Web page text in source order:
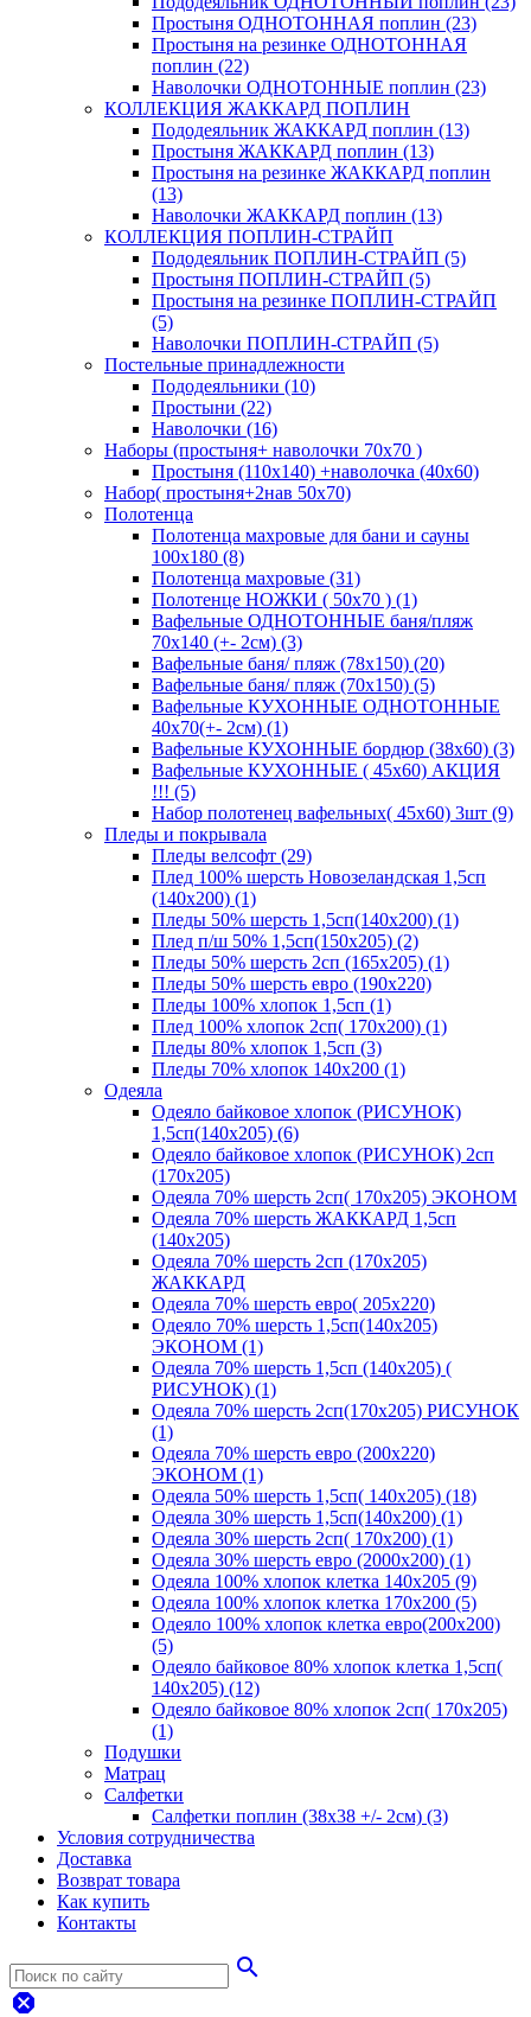
Простыня ОДНОТОННАЯ поплин (23)
Простыня на резинке ОДНОТОННАЯ
поплин (22)
Наволочки ОДНОТОННЫЕ поплин (23)
КОЛЛЕКЦИЯ ЖАККАРД ПОПЛИН
Пододеяльник ЖАККАРД поплин (13)
Простыня ЖАККАРД поплин (13)
Простыня на резинке ЖАККАРД поплин
(13)
Наволочки ЖАККАРД поплин (13)
КОЛЛЕКЦИЯ ПОПЛИН-СТРАЙП
Пододеяльник ПОПЛИН-СТРАЙП (5)
Простыня ПОПЛИН-СТРАЙП (5)
Простыня на резинке ПОПЛИН-СТРАЙП
(5)
Наволочки ПОПЛИН-СТРАЙП (5)
Постельные принадлежности
Пододеяльники (10)
Простыни (22)
Наволочки (16)
Наборы (простыня+ наволочки 70х70 )
Простыня (110х140) +наволочка (40х60)
Набор( простыня+2нав 50х70)
Полотенца
Полотенца махровые для бани и сауны
100х180 (8)
Полотенца махровые (31)
Полотенце НОЖКИ ( 50х70 ) (1)
Вафельные ОДНОТОННЫЕ баня/пляж
70х140 (+- 2см) (3)
Вафельные баня/ пляж (78х150) (20)
Вафельные баня/ пляж (70х150) (5)
Вафельные КУХОННЫЕ ОДНОТОННЫЕ
40х70(+- 2см) (1)
Вафельные КУХОННЫЕ бордюр (38х60) (3)
Вафельные КУХОННЫЕ ( 45х60) АКЦИЯ
!!! (5)
Набор полотенец вафельных( 45х60) 3шт (9)
Пледы и покрывала
Пледы велсофт (29)
Плед 100% шерсть Новозеландская 1,5сп
(140х200) (1)
Пледы 50% шерсть 1,5сп(140х200) (1)
Плед п/ш 50% 1,5сп(150х205) (2)
Пледы 50% шерсть 2сп (165х205) (1)
Пледы 50% шерсть евро (190х220)
Пледы 100% хлопок 1,5сп (1)
Плед 100% хлопок 2сп( 170х200) (1)
Пледы 80% хлопок 1,5сп (3)
Пледы 70% хлопок 140х200 (1)
Одеяла
Одеяло байковое хлопок (РИСУНОК)
1,5сп(140х205) (6)
Одеяло байковое хлопок (РИСУНОК) 2сп
(170х205)
Одеяла 70% шерсть 2сп( 170х205) ЭКОНОМ
Одеяла 70% шерсть ЖАККАРД 1,5сп
(140х205)
Одеяла 70% шерсть 2сп (170х205)
ЖАККАРД
Одеяла 70% шерсть евро( 205х220)
Одеяло 70% шерсть 1,5сп(140х205)
ЭКОНОМ (1)
Одеяла 70% шерсть 1,5сп (140х205) (
РИСУНОК) (1)
Одеяла 70% шерсть 2сп(170х205) РИСУНОК
(1)
Одеяла 70% шерсть евро (200х220)
ЭКОНОМ (1)
Одеяла 50% шерсть 1,5сп( 140х205) (18)
Одеяла 30% шерсть 1,5сп(140х200) (1)
Одеяла 30% шерсть 2сп( 170х200) (1)
Одеяла 30% шерсть евро (2000х200) (1)
Одеяла 100% хлопок клетка 140х205 (9)
Одеяла 100% хлопок клетка 170х200 (5)
Одеяло 100% хлопок клетка евро(200х200)
(5)
Одеяло байковое 80% хлопок клетка 1,5сп(
140х205) (12)
Одеяло байковое 80% хлопок 2сп( 170х205)
(1)
Подушки
Матрац
Салфетки
Салфетки поплин (38х38 +/- 2см) (3)
Условия сотрудничества
Доставка
Возврат товара
Как купить
Контакты
search
dangerous